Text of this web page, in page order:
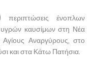
περιπτώσεις ένοπλων
υγρών καυσίμων στη Νέα
Αναργύρους, στο
και στα Κάτω Πατήσια.